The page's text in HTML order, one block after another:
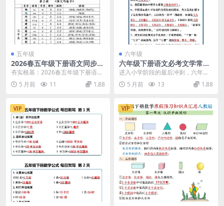
五年级
2026春五年级下册语文同步生
字组词课课贴全册核心词汇专
夯实根基：2026春五年级下册语文
生字组词课课贴深度解析 大家好，
我是学科星。进...
5 月前 11 1.88
六年级
六年级下册语文必考文学常识
汇总及名著知识归纳电子版
进入小学阶段的最后冲刺，六年级
下册语文必考文学知识是期末考试
和升学衔接的重点。为...
5 月前 13 1.88
VIP VIP